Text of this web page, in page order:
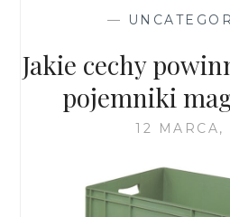
—
Jakie cechy
pojemniki
12 MARCA,